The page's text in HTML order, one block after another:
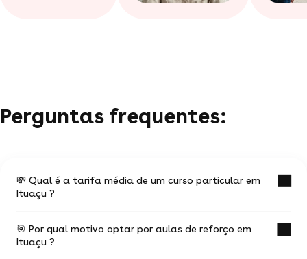
Perguntas frequentes:
💸 Qual é a tarifa média de um curso particular em
Ituaçu ?
O valor médio de uma aula particular em Ituaçu
é de R$ 53.
🎯 Por qual motivo optar por aulas de reforço em
Ituaçu ?